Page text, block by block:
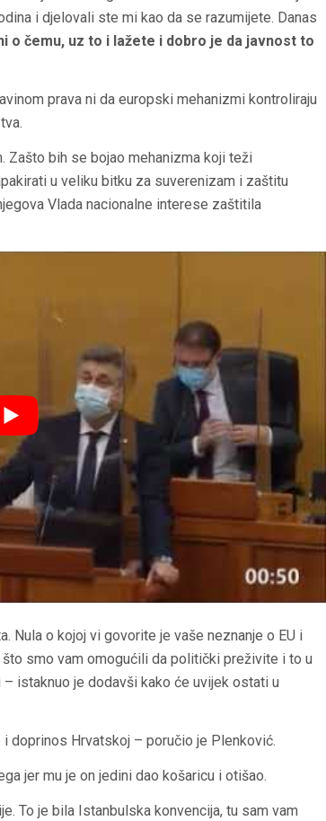
i djelovali ste mi kao da se razumijete. Danas
o čemu, uz to i lažete i dobro je da javnost to
prava ni da europski mehanizmi kontroliraju
Zašto bih se bojao mehanizma koji teži
u veliku bitku za suverenizam i zaštitu
Vlada nacionalne interese zaštitila
Nula o kojoj vi govorite je vaše neznanje o EU i
smo vam omogućili da politički preživite i to u
istaknuo je dodavši kako će uvijek ostati u
doprinos Hrvatskoj – poručio je Plenković.
jer mu je on jedini dao košaricu i otišao.
To je bila Istanbulska konvencija, tu sam vam